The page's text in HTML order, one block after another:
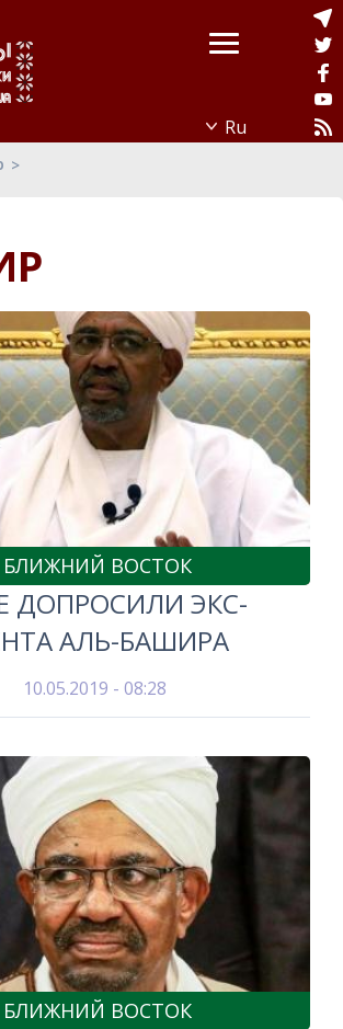
БЛИЖНИЙ ВОСТОК
ДОПРОСИЛИ ЭКС-
АЛЬ-БАШИРА
10.05.2019 - 08:28
БЛИЖНИЙ ВОСТОК